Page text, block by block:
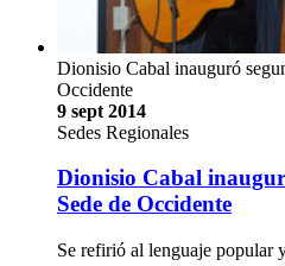
Dionisio Cabal inauguró
Occidente
9 sept 2014
Sedes Regionales
Dionisio Cabal
Sede de Occidente
Se refirió al lenguaje popular